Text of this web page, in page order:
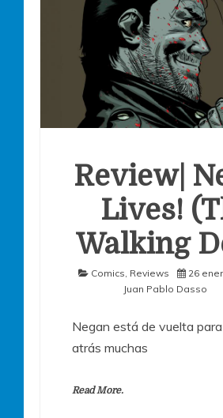
Review|
Lives!
Walking
Comics Reviews
26
Juan Pablo Dasso
Negan está de vuelta
atrás muchas
Read More.